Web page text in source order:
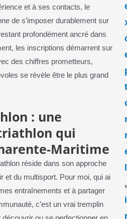
et à ses contacts, le
de s’imposer durablement sur
profondément ancré dans
les inscriptions démarrent sur
des chiffres prometteurs,
se révèle être le plus grand
: une
qui
Maritime
réside dans son approche
et du multisport. Pour moi, qui ai
entraînements et à partager
c’est un vrai tremplin
,